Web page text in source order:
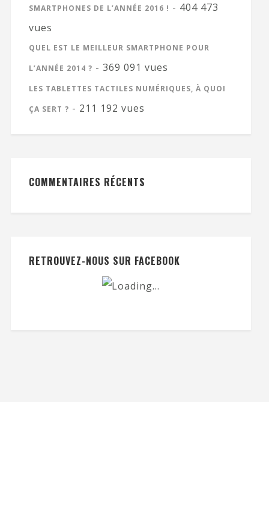
SMARTPHONES DE L’ANNÉE 2016 ! - 404 473
vues
QUEL EST LE MEILLEUR SMARTPHONE POUR
L’ANNÉE 2014 ? - 369 091 vues
LES TABLETTES TACTILES NUMÉRIQUES, À QUOI
ÇA SERT ? - 211 192 vues
COMMENTAIRES RÉCENTS
RETROUVEZ-NOUS SUR FACEBOOK